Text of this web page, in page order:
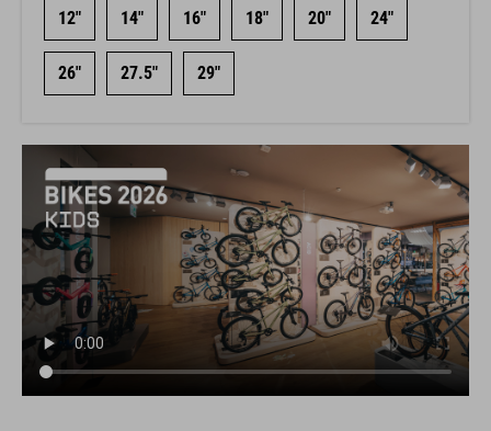
12" 14" 16" 18" 20" 24"
26" 27.5" 29"